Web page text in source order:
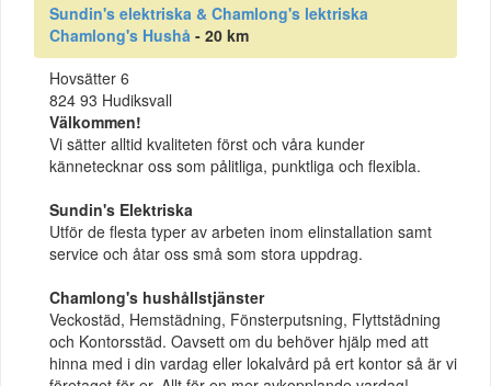
Sundin's elektriska & Chamlong's lektriska
Chamlong's Hushå - 20 km
Hovsätter 6
824 93 Hudiksvall
Välkommen!
Vi sätter alltid kvaliteten först och våra kunder
kännetecknar oss som pålitliga, punktliga och flexibla.
Sundin's Elektriska
Utför de flesta typer av arbeten inom elinstallation samt
service och åtar oss små som stora uppdrag.
Chamlong's hushållstjänster
Veckostäd, Hemstädning, Fönsterputsning, Flyttstädning
och Kontorsstäd. Oavsett om du behöver hjälp med att
hinna med i din vardag eller lokalvård på ert kontor så är vi